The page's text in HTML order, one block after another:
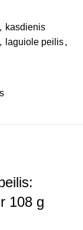
, kasdienis
, laguiole peilis,
108 g